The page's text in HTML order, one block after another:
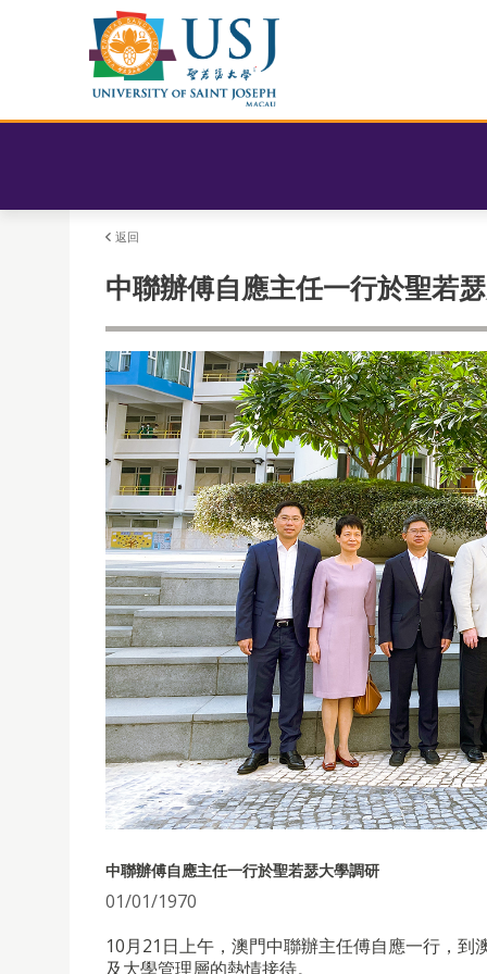
返回
中聯辦傅自應主任一行於聖若
中聯辦傅自應主任一行於聖若瑟大學調研
01/01/1970
10月21日上午，澳門中聯辦主任傅自應一行，
及大學管理層的熱情接待。